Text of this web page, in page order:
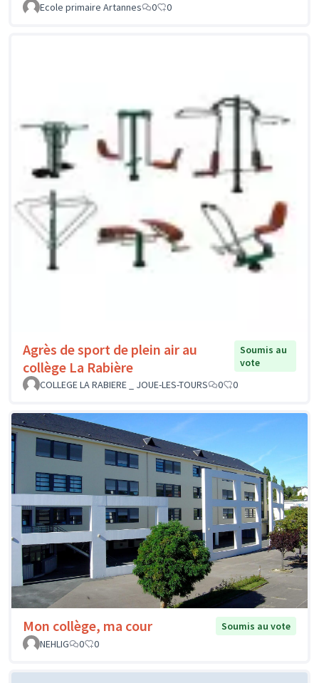
Ecole primaire Artannes
0 0
Agrès de sport de plein air au
collège La Rabière
Soumis au
vote
COLLEGE LA RABIERE _ JOUE-LES-TOURS
0 0
Mon collège, ma cour
Soumis au vote
NEHLIG
0 0